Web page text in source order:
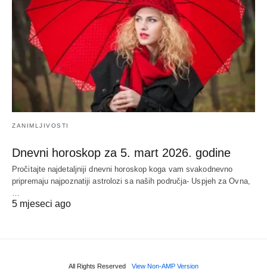
ZANIMLJIVOSTI
Dnevni horoskop za 5. mart 2026. godine
Pročitajte najdetaljniji dnevni horoskop koga vam svakodnevno
pripremaju najpoznatiji astrolozi sa naših područja- Uspjeh za Ovna,
5 mjeseci ago
All Rights Reserved View Non-AMP Version